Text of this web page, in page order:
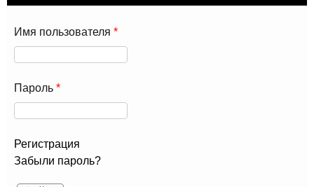
Имя пользователя *
Пароль *
Регистрация
Забыли пароль?